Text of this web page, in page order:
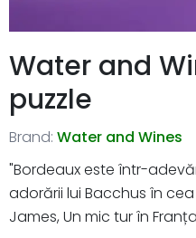
Water and
puzzle
Brand: Water and Wines
"Bordeaux este într-
adorării lui Bacchus în
James, Un mic tur în